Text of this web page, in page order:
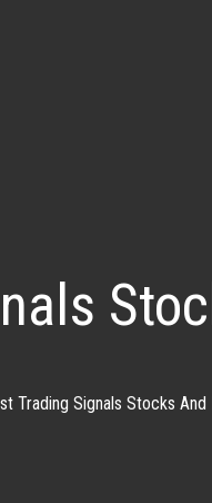
Trading Signals Stocks And